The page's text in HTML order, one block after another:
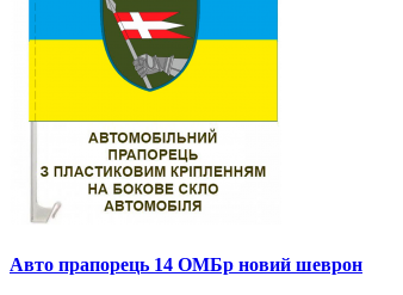
Авто прапорець 14 ОМБр новий шеврон